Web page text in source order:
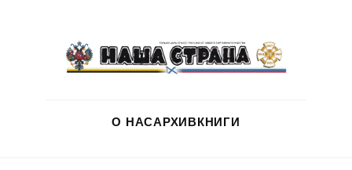
О НАСАРХИВКНИГИ